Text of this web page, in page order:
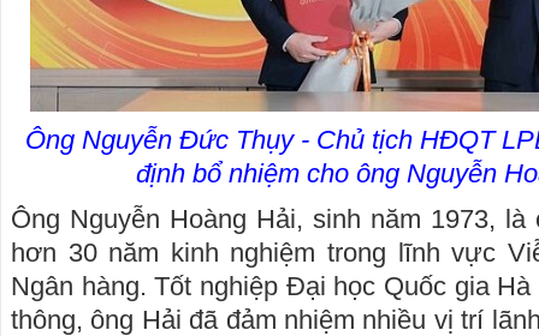
Ông Nguyễn Đức Thụy - Chủ tịch HĐQT
định bổ nhiệm cho ông Nguyễn
Ông Nguyễn Hoàng Hải, sinh năm 1973,
hơn 30 năm kinh nghiệm trong lĩnh vực
Ngân hàng. Tốt nghiệp Đại học Quốc gia
thông, ông Hải đã đảm nhiệm nhiều vị trí